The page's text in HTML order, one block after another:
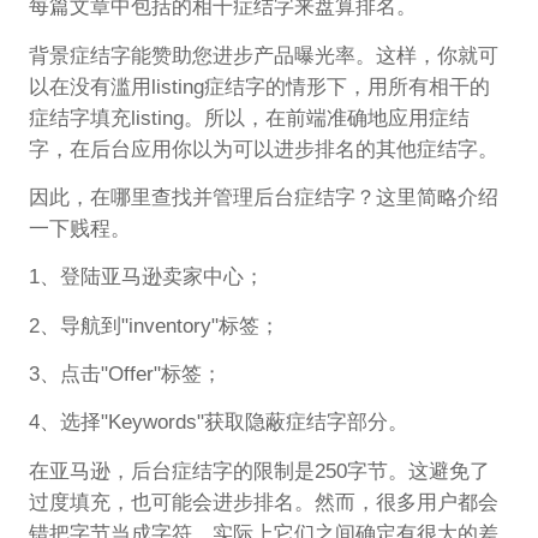
每篇文章中包括的相干症结字来盘算排名。
背景症结字能赞助您进步产品曝光率。这样，你就可
以在没有滥用listing症结字的情形下，用所有相干的
症结字填充listing。所以，在前端准确地应用症结
字，在后台应用你以为可以进步排名的其他症结字。
因此，在哪里查找并管理后台症结字？这里简略介绍
一下贱程。
1、登陆亚马逊卖家中心；
2、导航到"inventory"标签；
3、点击"Offer"标签；
4、选择"Keywords"获取隐蔽症结字部分。
在亚马逊，后台症结字的限制是250字节。这避免了
过度填充，也可能会进步排名。然而，很多用户都会
错把字节当成字符，实际上它们之间确定有很大的差